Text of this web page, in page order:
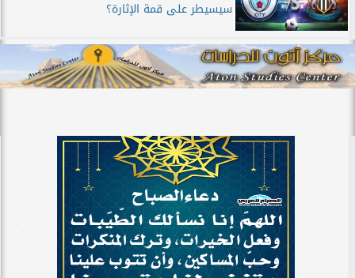
سيسيطر على قمة الإثارة؟